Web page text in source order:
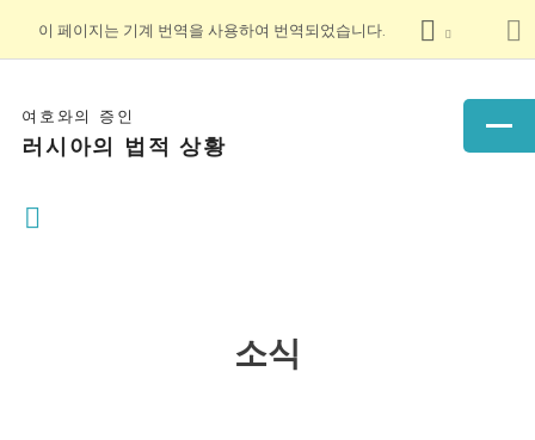
이 페이지는 기계 번역을 사용하여 번역되었습니다.
여호와의 증인
러시아의 법적 상황
소식